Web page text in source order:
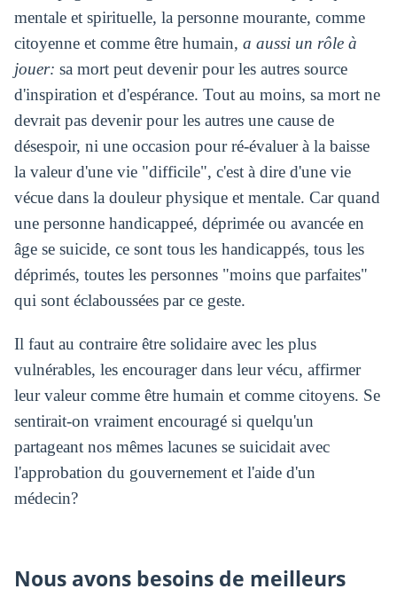
mentale et spirituelle, la personne mourante, comme
citoyenne et comme être humain, a aussi un rôle à
jouer: sa mort peut devenir pour les autres source
d'inspiration et d'espérance. Tout au moins, sa mort ne
devrait pas devenir pour les autres une cause de
désespoir, ni une occasion pour ré-évaluer à la baisse
la valeur d'une vie "difficile", c'est à dire d'une vie
vécue dans la douleur physique et mentale. Car quand
une personne handicappeé, déprimée ou avancée en
âge se suicide, ce sont tous les handicappés, tous les
déprimés, toutes les personnes "moins que parfaites"
qui sont éclaboussées par ce geste.
Il faut au contraire être solidaire avec les plus
vulnérables, les encourager dans leur vécu, affirmer
leur valeur comme être humain et comme citoyens. Se
sentirait-on vraiment encouragé si quelqu'un
partageant nos mêmes lacunes se suicidait avec
l'approbation du gouvernement et l'aide d'un
médecin?
Nous avons besoins de meilleurs